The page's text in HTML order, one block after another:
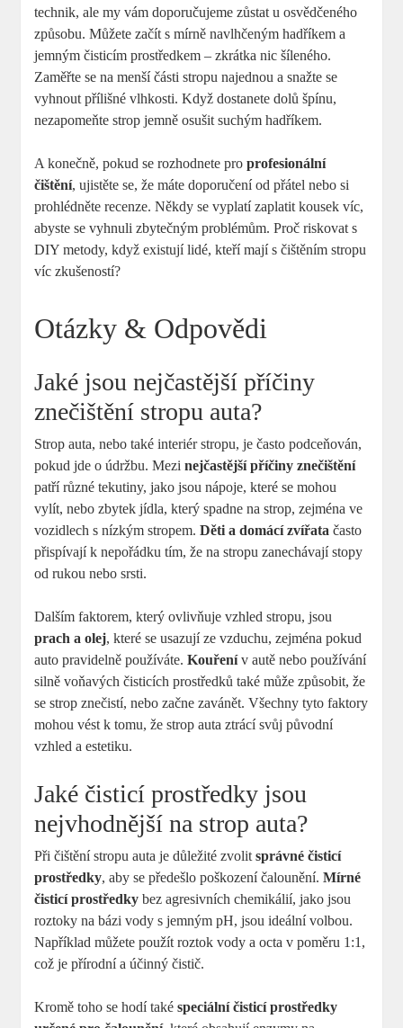
technik, ale my vám doporučujeme zůstat u osvědčeného
způsobu. Můžete začít s mírně navlhčeným hadříkem a
jemným čisticím prostředkem – zkrátka nic šíleného.
Zaměřte se na menší části stropu najednou a snažte se
vyhnout přílišné vlhkosti. Když dostanete dolů špínu,
nezapomeňte strop jemně osušit suchým hadříkem.
A konečně, pokud se rozhodnete proprofesionální
čištění, ujistěte se, že máte doporučení od přátel nebo si
prohlédněte recenze. Někdy se vyplatí zaplatit kousek víc,
abyste se vyhnuli zbytečným problémům. Proč riskovat s
DIY metody, když existují lidé, kteří mají s čištěním stropu
víc zkušeností?
Otázky & Odpovědi
Jaké jsou nejčastější příčiny
znečištění stropu auta?
Strop auta, nebo také interiér stropu, je často podceňován,
pokud jde o údržbu. Mezinejčastější příčiny znečištění
patří různé tekutiny, jako jsou nápoje, které se mohou
vylít, nebo zbytek jídla, který spadne na strop, zejména ve
vozidlech s nízkým stropem.Děti a domácí zvířata často
přispívají k nepořádku tím, že na stropu zanechávají stopy
od rukou nebo srsti.
Dalším faktorem, který ovlivňuje vzhled stropu, jsou
prach a olej, které se usazují ze vzduchu, zejména pokud
auto pravidelně používáte.Kouřenív autě nebo používání
silně voňavých čisticích prostředků také může způsobit, že
se strop znečistí, nebo začne zavánět. Všechny tyto faktory
mohou vést k tomu, že strop auta ztrácí svůj původní
vzhled a estetiku.
Jaké čisticí prostředky jsou
nejvhodnější na strop auta?
Při čištění stropu auta je důležité zvolitsprávné čisticí
prostředky, aby se předešlo poškození čalounění.Mírné
čisticí prostředky bez agresivních chemikálií, jako jsou
roztoky na bázi vody s jemným pH, jsou ideální volbou.
Například můžete použít roztok vody a octa v poměru 1:1,
což je přírodní a účinný čistič.
Kromě toho se hodí takéspeciální čisticí prostředky